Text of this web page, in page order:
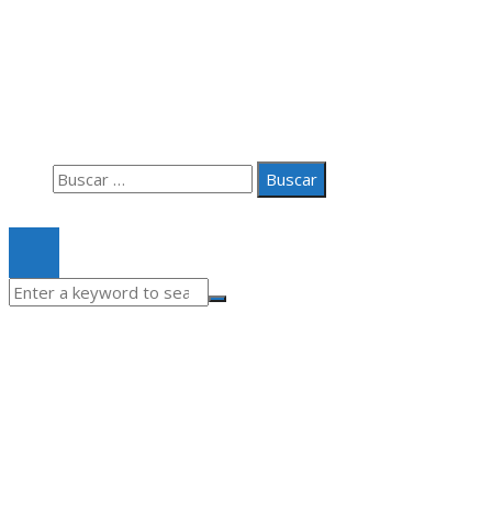
Buscar: